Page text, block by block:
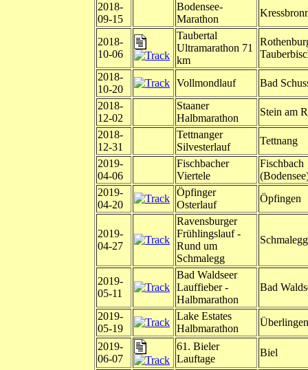
2018-
09-15
Bodensee-
Marathon
2018-
10-06
Taubertal
Ultramarathon 71
km
2018-
10-20
Vollmondlauf
Bad
2018-
12-02
Staaner
Halbmarathon
Stein am
2018-
12-31
Tettnanger
Silvesterlauf
Tettnang
2019-
04-06
Fischbacher
Viertele
Fischbach
2019-
04-20
Öpfinger
Osterlauf
Öpfingen
2019-
04-27
Ravensburger
Frühlingslauf -
Rund um
Schmalegg
Schmalegg
2019-
05-11
Bad Waldseer
Lauffieber -
Halbmarathon
Bad
2019-
05-19
Lake Estates
Halbmarathon
Überlingen
2019-
06-07
61. Bieler
Lauftage
Biel